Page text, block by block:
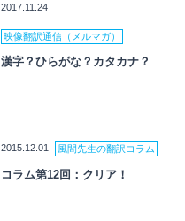
2017.11.24
映像翻訳通信（メルマガ）
漢字？ひらがな？カタカナ？
2015.12.01 風間先生の翻訳コラム
コラム第12回：クリア！